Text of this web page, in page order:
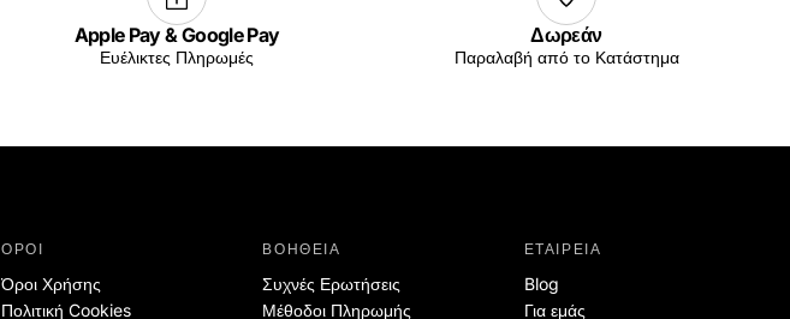
Apple Pay & Google Pay
Ευέλικτες Πληρωμές
Δωρεάν
Παραλαβή από το Κατάστημα
ΟΡΟΙ
Όροι Χρήσης
Πολιτική Cookies
ΒΟΗΘΕΙΑ
Συχνές Ερωτήσεις
Μέθοδοι Πληρωμής
ΕΤΑΙΡΕΙΑ
Blog
Για εμάς